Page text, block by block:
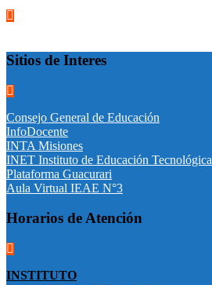
Sitios de Interes
Consejo General de Educación
InfoDocente
INTA Misiones
INET Instituto de Educación Tecnológica
Plataforma Guacurari
Aula Virtual IEAE N°3
Horarios de Atención
INSTITUTO